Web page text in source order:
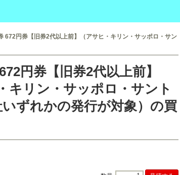
672円券【旧券2代以上前】（アサヒ・キリン・サッポロ・サン
円券【旧券2代以上前】
キリン・サッポロ・サント
いずれかの発行が対象）の買